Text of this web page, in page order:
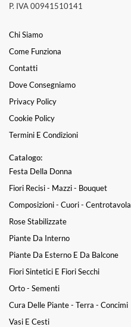
P. IVA 00941510141
Chi Siamo
Come Funziona
Contatti
Dove Consegniamo
Privacy Policy
Cookie Policy
Termini E Condizioni
Catalogo:
Festa Della Donna
Fiori Recisi - Mazzi - Bouquet
Composizioni - Cuori - Centrotavola
Rose Stabilizzate
Piante Da Interno
Piante Da Esterno E Da Balcone
Fiori Sintetici E Fiori Secchi
Orto - Sementi
Cura Delle Piante - Terra - Concimi
Vasi E Cesti